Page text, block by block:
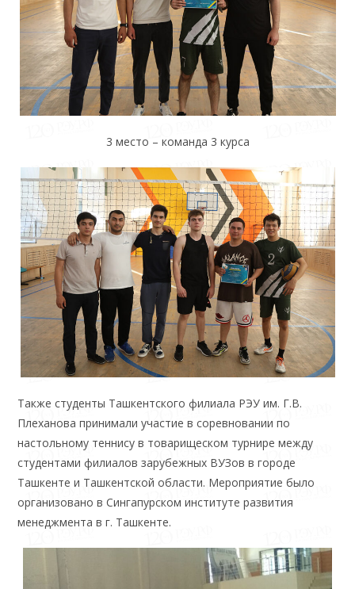
3 место – команда 3 курса
Также студенты Ташкентского филиала РЭУ им. Г.В.
Плеханова принимали участие в соревновании по
настольному теннису в товарищеском турнире между
студентами филиалов зарубежных ВУЗов в городе
Ташкенте и Ташкентской области. Мероприятие было
организовано в Сингапурском институте развития
менеджмента в г. Ташкенте.